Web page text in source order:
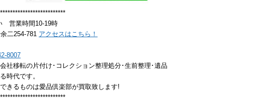
営業時間10-19時
二254-781 アクセスはこちら！
8007
社移転の片付け･コレクション整理処分･生前整理･遺品
時代です。
きるものは愛品倶楽部が買取致します!